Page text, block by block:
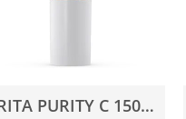
BRITA PURITY C 150 Quell ST Wasserfilterkartusche